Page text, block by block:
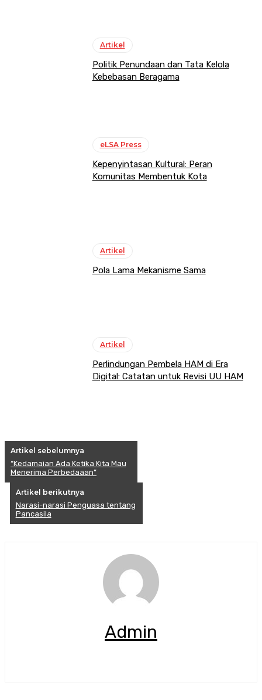
Artikel
Politik Penundaan dan Tata Kelola
Kebebasan Beragama
eLSA Press
Kepenyintasan Kultural: Peran
Komunitas Membentuk Kota
Artikel
Pola Lama Mekanisme Sama
Artikel
Perlindungan Pembela HAM di Era
Digital: Catatan untuk Revisi UU HAM
Artikel sebelumnya
“Kedamaian Ada Ketika Kita Mau
Menerima Perbedaaan”
Artikel berikutnya
Narasi-narasi Penguasa tentang
Pancasila
Admin